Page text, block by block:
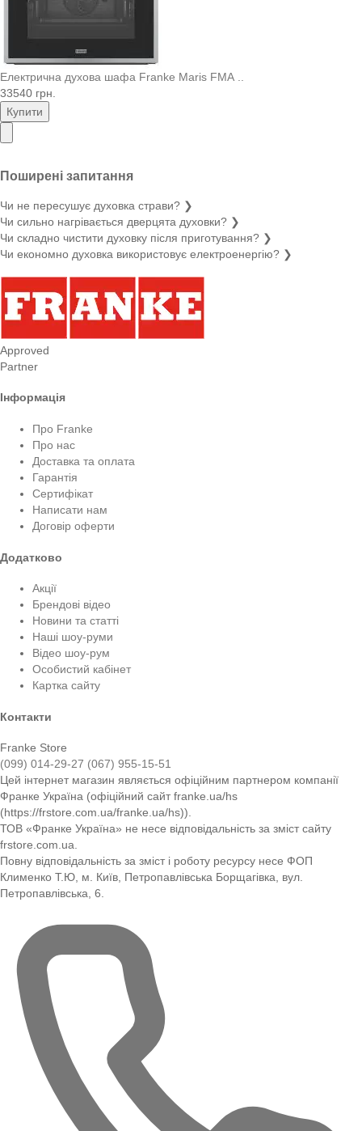
Електрична духова шафа Franke Maris FMA ..
33540 грн.
Купити
Поширені запитання
Чи не пересушує духовка страви? ❯
Чи сильно нагрівається дверцята духовки? ❯
Чи складно чистити духовку після приготування? ❯
Чи економно духовка використовує електроенергію? ❯
Approved
Partner
Інформація
Про Franke
Про нас
Доставка та оплата
Гарантія
Сертифікат
Написати нам
Договір оферти
Додатково
Акції
Брендові відео
Новини та статті
Наші шоу-руми
Відео шоу-рум
Особистий кабінет
Картка сайту
Контакти
Franke Store
(099) 014-29-27 (067) 955-15-51
Цей інтернет магазин являється офіційним партнером компанії
Франке Україна (офіційний сайт franke.ua/hs
(https://frstore.com.ua/franke.ua/hs)).
ТОВ «Франке Україна» не несе відповідальність за зміст сайту
frstore.com.ua.
Повну відповідальність за зміст і роботу ресурсу несе ФОП
Клименко Т.Ю, м. Київ, Петропавлівська Борщагівка, вул.
Петропавлівська, 6.